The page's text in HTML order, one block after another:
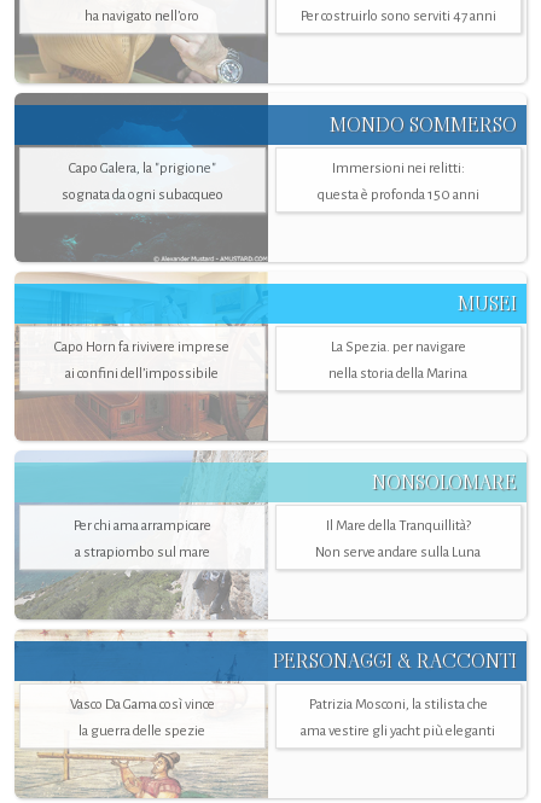
ha navigato nell’oro
Per costruirlo sono serviti 47 anni
MONDO SOMMERSO
Capo Galera, la "prigione"
sognata da ogni subacqueo
Immersioni nei relitti:
questa è profonda 150 anni
MUSEI
Capo Horn fa rivivere imprese
ai confini dell’impossibile
La Spezia. per navigare
nella storia della Marina
NONSOLOMARE
Per chi ama arrampicare
a strapiombo sul mare
Il Mare della Tranquillità?
Non serve andare sulla Luna
PERSONAGGI & RACCONTI
Vasco Da Gama così vince
la guerra delle spezie
Patrizia Mosconi, la stilista che
ama vestire gli yacht più eleganti